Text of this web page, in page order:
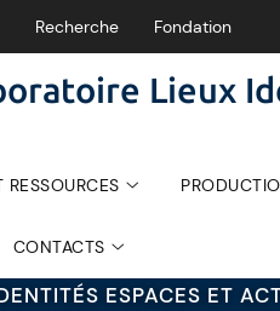
Recherche Fondation
Lieux
RESSOURCES
CONTACTS
ESPACES ET